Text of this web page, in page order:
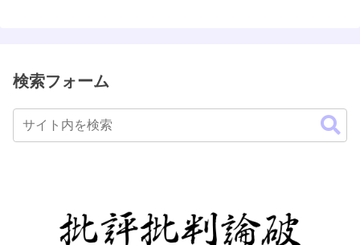
検索フォーム